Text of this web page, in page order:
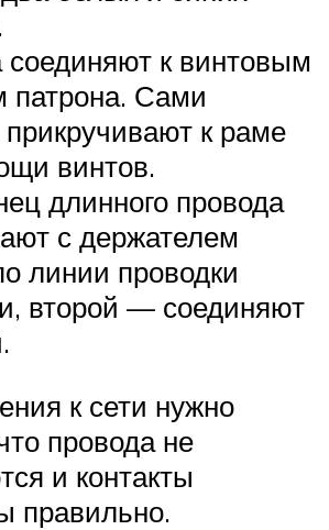
соединяют к винтовым
патрона. Сами
к раме
винтов.
длинного провода
с держателем
линии проводки
второй — соединяют
к сети нужно
провода не
и контакты
правильно.